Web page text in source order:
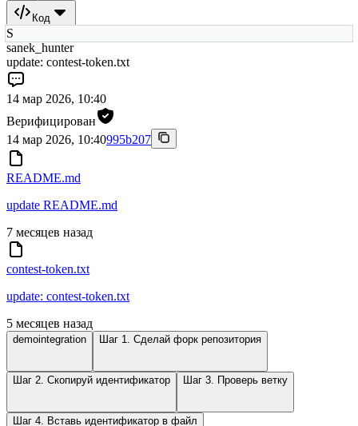
Код
S
sanek_hunter
update: contest-token.txt
14 мар 2026, 10:40
Верифицирован
14 мар 2026, 10:40995b207
README.md
update README.md
7 месяцев назад
contest-token.txt
update: contest-token.txt
5 месяцев назад
demointegration Шаг 1. Сделай форк репозитория
Шаг 2. Скопируй идентификатор Шаг 3. Проверь ветку
Шаг 4. Вставь идентификатор в файл